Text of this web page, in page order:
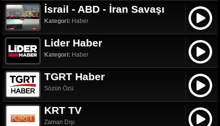
İsrail - ABD - İran Savaşı
Kategori: Haber
Lider Haber
Kategori: Haber
TGRT Haber
Sözün Özü
KRT TV
Zaman Dışı